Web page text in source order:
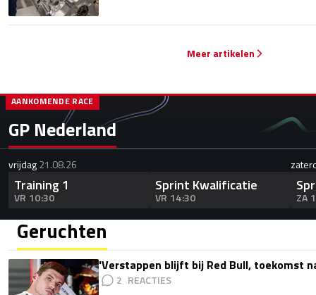
Meer artikelen
GP Nederland
AANKOMENDE RACE
vrijdag21.08.26
Training 1
VR 10:30
Sprint Kwalificatie
VR 14:30 ZA
Geruchten
'Verstappen blijft bij Red Bull, toekomst
2